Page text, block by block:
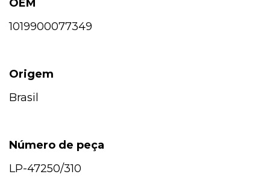
OEM
1019900077349
Origem
Brasil
Número de peça
LP-47250/310